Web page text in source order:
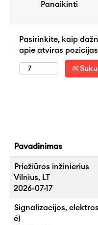
Panaikinti
Pasirinkite, kaip
apie atviras
Pavadinimas
Priežiūros inžinierius
Vilnius, LT
2026-07-17
Signalizacijos,
ė)